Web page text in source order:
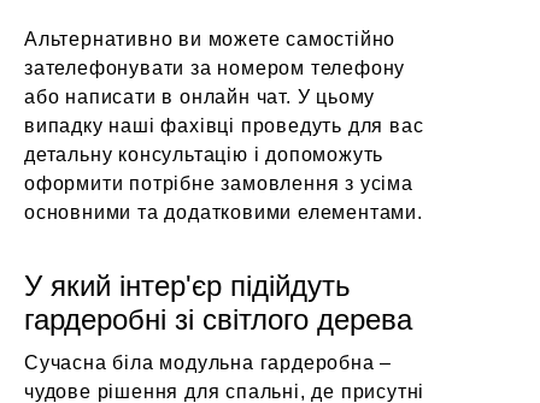
Альтернативно ви можете самостійно
зателефонувати за номером телефону
або написати в онлайн чат. У цьому
випадку наші фахівці проведуть для вас
детальну консультацію і допоможуть
оформити потрібне замовлення з усіма
основними та додатковими елементами.
У який інтер'єр підійдуть
гардеробні зі світлого дерева
Сучасна біла модульна гардеробна –
чудове рішення для спальні, де присутні